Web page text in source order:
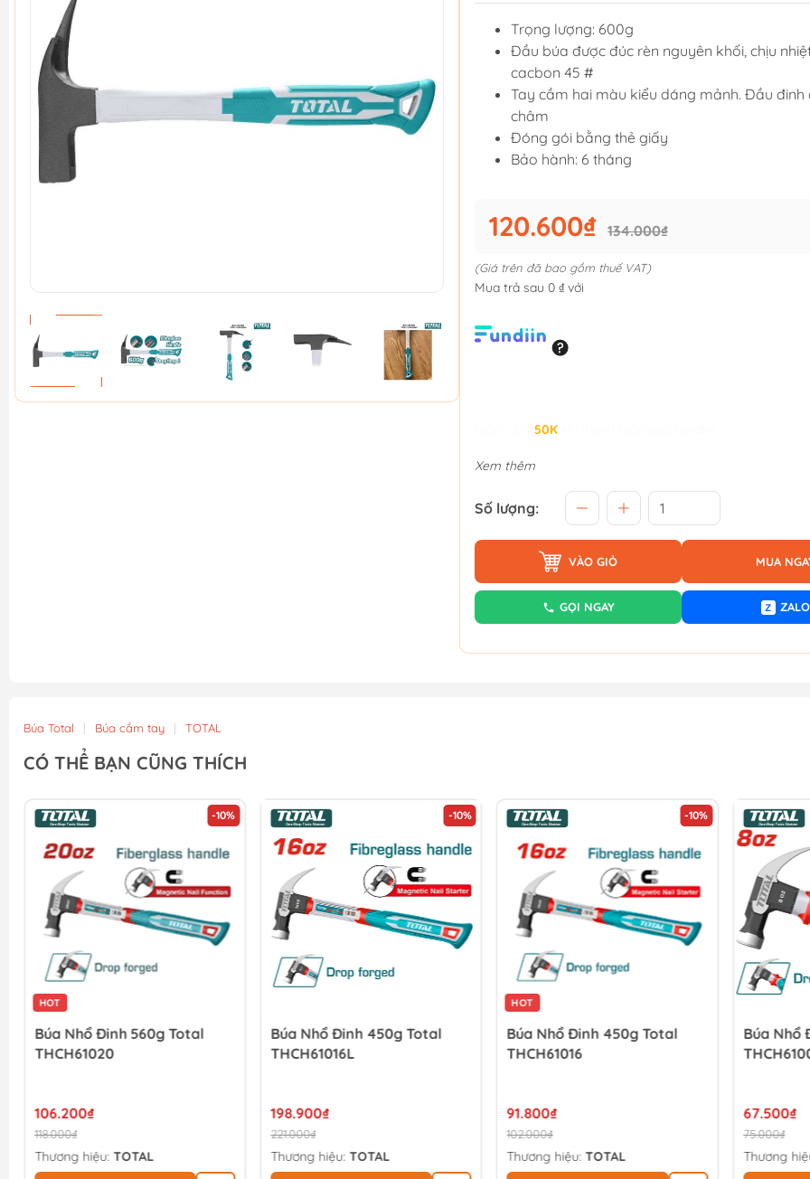
Trọng lượng: 600g
Đầu búa được đúc rèn nguyên khối, chịu
cacbon 45 #
Tay cầm hai màu kiểu dáng mảnh. Đầu đinh
châm
Đóng gói bằng thẻ giấy
Bảo hành: 6 tháng
120.600₫ 134.000₫
(Giá trên đã bao gồm thuế VAT)
Mua trả sau 0 ₫ với
50K
Xem thêm
Số lượng:
VÀO GIỎ MUA
GỌI NGAY Z ZALO
Búa Total | Búa cầm tay | TOTAL
CÓ THỂ BẠN CŨNG THÍCH
-10%
HOT
Búa Nhổ Đinh 560g Total
THCH61020
106.200₫
118.000₫
Thương hiệu: TOTAL
-10%
Búa Nhổ Đinh 450g Total
THCH61016L
198.900₫
221.000₫
Thương hiệu:TOTAL
-10%
HOT
Búa Nhổ Đinh 450g Total
THCH61016
91.800₫
102.000₫
Thương hiệu:TOTAL
Búa Nhổ
67.500₫
75.000₫
Thương